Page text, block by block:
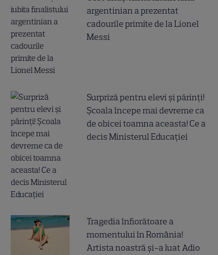
argentinian a prezentat
cadourile primite de la Lionel
Messi
Surpriză pentru elevi și părinți!
Școala începe mai devreme ca
de obicei toamna aceasta! Ce a
decis Ministerul Educației
Tragedia înfiorătoare a
momentului în România!
Artista noastră și-a luat Adio